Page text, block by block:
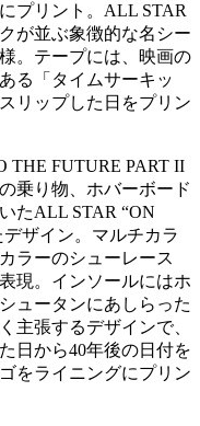
プリント。ALL STAR
が並ぶ象徴的な名シー
。テープには、映画の
る「タイムサーキッ
リップした日をプリン
THE FUTURE PART II
乗り物、ホバーボード
たALL STAR “ON
ザイン。マルチカラ
ラーのシューレース
現。インソールにはホ
ュータンにあしらった
主張するデザインで、
日から40年後の日付を
をライニングにプリン